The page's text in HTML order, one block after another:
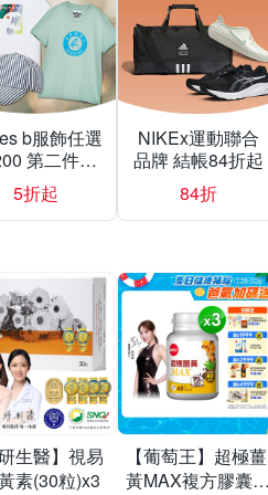
b服飾任選
第二件折
500
5折起
NIKEx運動聯合
品牌 結帳84折起
84折
研生醫】視易
素(30粒)x3
【葡萄王】超極薑
黃MAX複方膠囊